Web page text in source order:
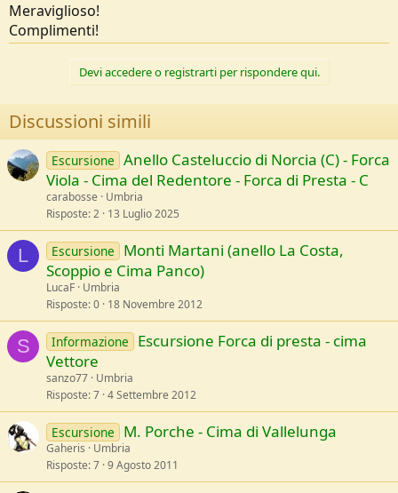
Meraviglioso!
Complimenti!
Devi accedere o registrarti per rispondere qui.
Discussioni simili
Escursione Anello Casteluccio di Norcia (C) - Forca
Viola - Cima del Redentore - Forca di Presta - C
carabosse
Umbria
Risposte 2 13 Luglio 2025
L Escursione
Monti Martani (anello La Costa,
Scoppio e Cima Panco)
LucaF Umbria
Risposte 0 18 Novembre 2012
S Informazione
Escursione Forca di presta - cima
Vettore
sanzo77 Umbria
Risposte 7 4 Settembre 2012
Escursione M. Porche - Cima di Vallelunga
Gaheris
Umbria
Risposte 7 9 Agosto 2011